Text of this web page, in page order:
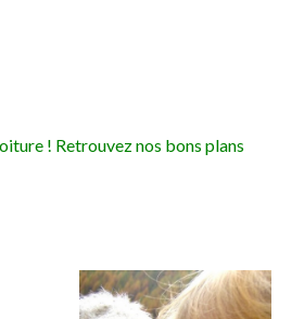
! Retrouvez nos bons plans